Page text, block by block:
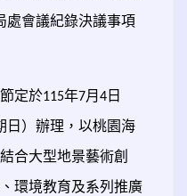
處會議紀錄決議事項
定於115年7月 4 日
日）辦理，以桃園海
合大型地景藝術創
環境教育及系列推廣